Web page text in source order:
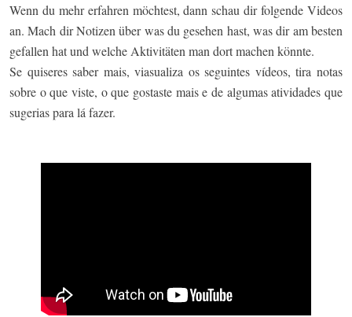
Wenn du mehr erfahren möchtest, dann schau dir folgende Videos
an. Mach dir Notizen über was du gesehen hast, was dir am besten
gefallen hat und welche Aktivitäten man dort machen könnte.
Se quiseres saber mais, viasualiza os seguintes vídeos, tira notas
sobre o que viste, o que gostaste mais e de algumas atividades que
sugerias para lá fazer.